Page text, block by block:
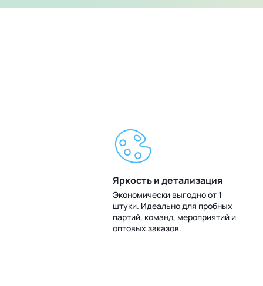
Яркость и детализация
Экономически выгодно от 1
штуки. Идеально для пробных
партий, команд, мероприятий и
оптовых заказов.